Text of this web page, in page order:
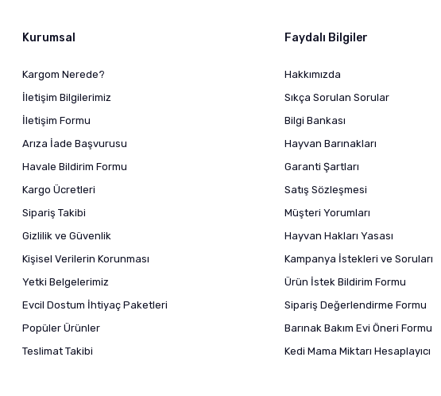
Kurumsal
Kargom Nerede?
İletişim Bilgilerimiz
İletişim Formu
Arıza İade Başvurusu
Havale Bildirim Formu
Kargo Ücretleri
Sipariş Takibi
Gizlilik ve Güvenlik
Kişisel Verilerin Korunması
Yetki Belgelerimiz
Evcil Dostum İhtiyaç Paketleri
Popüler Ürünler
Teslimat Takibi
Faydalı Bilgiler
Hakkımızda
Sıkça Sorulan Sorular
Bilgi Bankası
Hayvan Barınakları
Garanti Şartları
Satış Sözleşmesi
Müşteri Yorumları
Hayvan Hakları Yasası
Kampanya İstekleri ve Soruları
Ürün İstek Bildirim Formu
Sipariş Değerlendirme Formu
Barınak Bakım Evi Öneri Formu
Kedi Mama Miktarı Hesaplayıcı